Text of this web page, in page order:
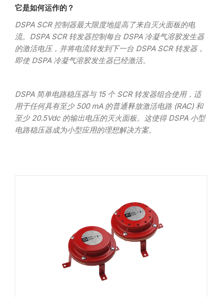
它是如何运作的？
DSPA SCR 控制器最大限度地提高了来自灭火面板的电
流。DSPA SCR 转发器控制每台 DSPA 冷凝气溶胶发生器
的激活电压，并将电流转发到下一台 DSPA SCR 转发器，
即使 DSPA 冷凝气溶胶发生器已经激活。
DSPA 简单电路稳压器与 15 个 SCR 转发器组合使用，适
用于任何具有至少 500 mA 的普通释放激活电路 (RAC) 和
至少 20.5Vdc 的输出电压的灭火面板。这使得 DSPA 小型
电路稳压器成为小型应用的理想解决方案。